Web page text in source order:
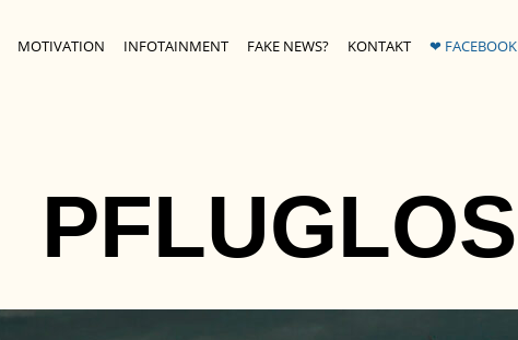
MOTIVATION INFOTAINMENT FAKE NEWS? KONTAKT ❤ FACEBOOK
PFLUGLOS